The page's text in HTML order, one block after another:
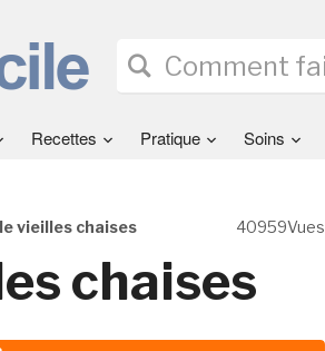
Recettes Pratique Soins
40959Vues
vieilles chaises
chaises